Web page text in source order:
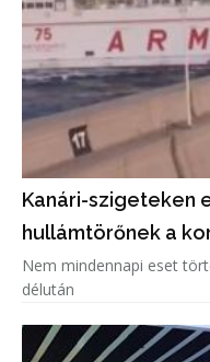
Kanári-szigeteken
hullámtörőnek a
Nem mindennapi eset
délután